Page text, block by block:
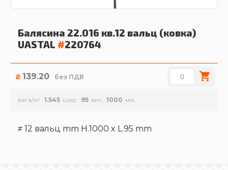
Балясина 22.016 кв.12 вальц (ковка)
UASTAL #220764
₴ 139.20 без ПДВ
вага/кг. 1.545 шир. 95 вис. 1000
≠ 12 вальц mm H.1000 x L.95 mm